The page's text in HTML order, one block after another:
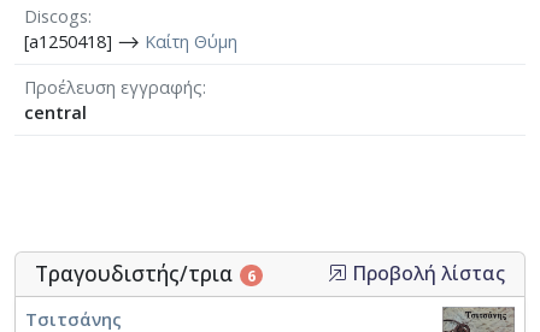
Discogs
[a1250418] ⟶ Καίτη Θύμη
Προέλευση εγγραφής
central
Τραγουδιστής/τρια 6 Προβολή λίστας
Τσιτσάνης